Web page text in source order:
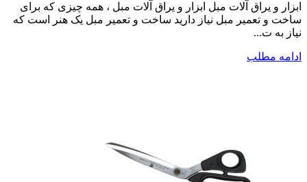
ابزار و یراق آلات مبل ابزار و یراق آلات مبل ، همه چیزی که برای
ساخت و تعمیر مبل نیاز دارید ساخت و تعمیر مبل یک هنر است که
نیاز به ت...
ادامه مطلب